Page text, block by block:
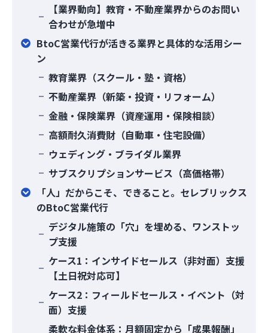
【業界動向】教育・不動産業界からのお問い
合わせが急増中
BtoC営業代行が活きる業界と具体的な活用シー
ン
教育業界（スクール・塾・資格）
不動産業界（新築・投資・リフォーム）
金融・保険業界（資産運用・保険相談）
高額耐久消費財（自動車・住宅設備）
ウェディング・ブライダル業界
サブスクリプションサービス（高価格帯）
「人」だからこそ、できること。セレブリックス
のBtoC営業代行
デジタル施策の「穴」を埋める、ワンストッ
プ支援
ケース1：インサイドセールス（非対面）支援
【土日祝対応可】
ケース2：フィールドセールス・イベント（対
面）支援
柔軟な料金体系：月額固定から「成果報酬」